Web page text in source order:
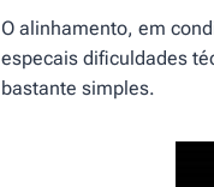
O alinhamento, em
especais dificuldades
bastante simples.